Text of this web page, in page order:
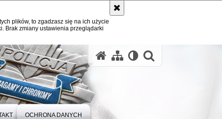
plików, to zgadzasz się na ich użycie
Brak zmiany ustawienia przeglądarki
OCHRONA DANYCH